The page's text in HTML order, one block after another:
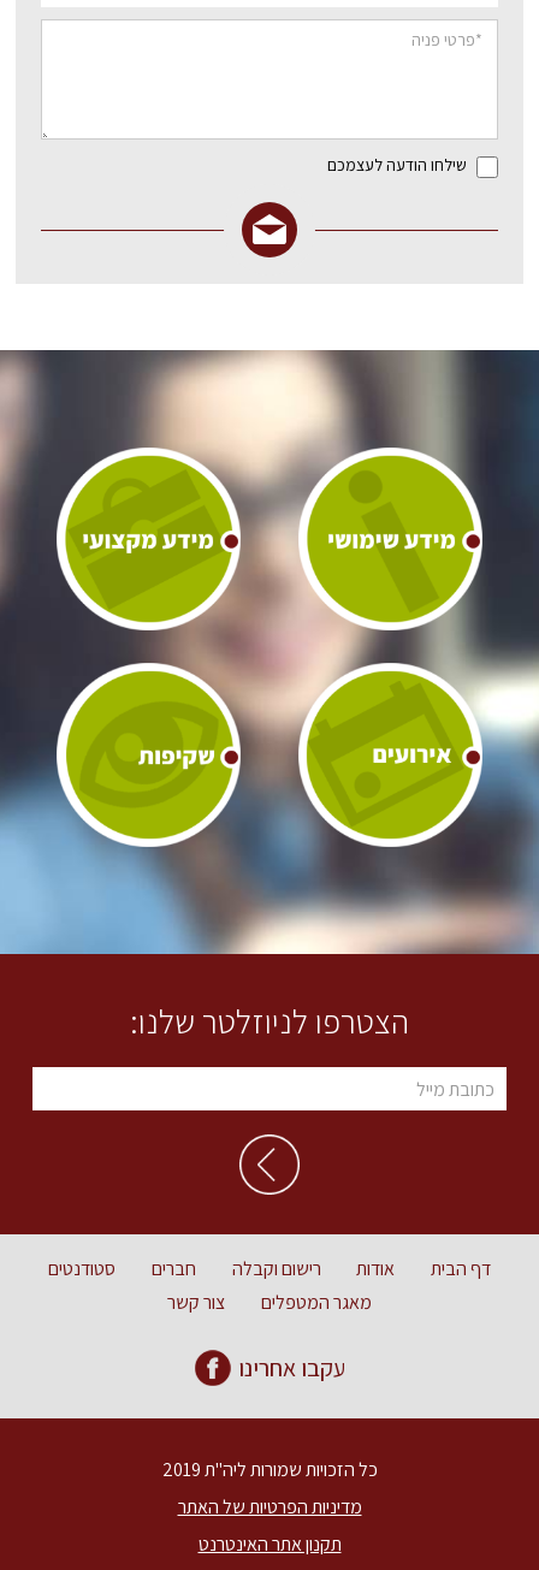
שילחו הודעה לעצמכם
הצטרפו לניוזלטר שלנו:
דף הבית אודות רישום וקבלה חברים
סטודנטים
מאגר המטפלים
צור קשר
עקבו אחרינו
כל הזכויות שמורות ליה"ת 2019
מדיניות הפרטיות של האתר
תקנון אתר האינטרנט